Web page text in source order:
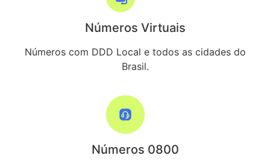
Números Virtuais
Números com DDD Local e todos as cidades do
Brasil.
Números 0800